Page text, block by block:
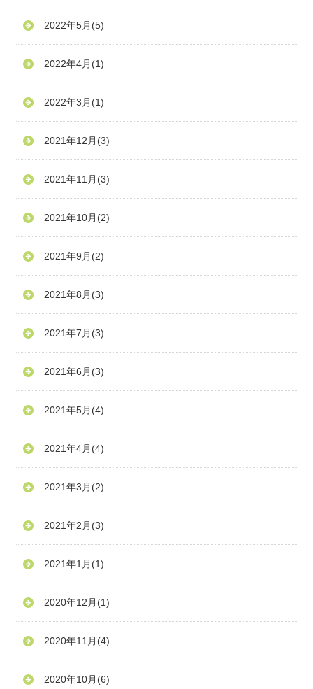
2022年5月 (5)
2022年4月 (1)
2022年3月 (1)
2021年12月 (3)
2021年11月 (3)
2021年10月 (2)
2021年9月 (2)
2021年8月 (3)
2021年7月 (3)
2021年6月 (3)
2021年5月 (4)
2021年4月 (4)
2021年3月 (2)
2021年2月 (3)
2021年1月 (1)
2020年12月 (1)
2020年11月 (4)
2020年10月 (6)